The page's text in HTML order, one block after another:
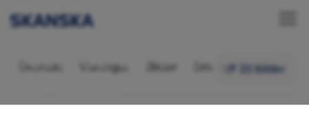
21 bilder
Bostadsrätt 3 rok,
Översikt Visningar Bilder Ditt nya kvarter